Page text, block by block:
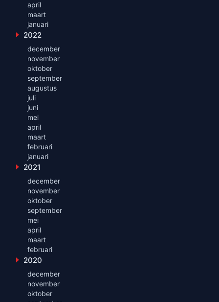
april
maart
januari
Toon maanden uit 2022
2022
december
november
oktober
september
augustus
juli
juni
mei
april
maart
februari
januari
Toon maanden uit 2021
2021
december
november
oktober
september
mei
april
maart
februari
Toon maanden uit 2020
2020
december
november
oktober